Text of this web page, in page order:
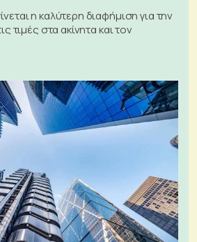
η καλύτερη διαφήμιση για την
τιμές στα ακίνητα και τον